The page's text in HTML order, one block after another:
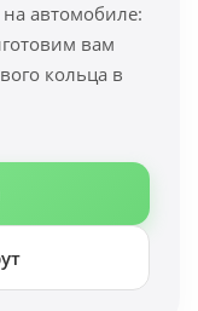
автомобиле:
вам
кольца в